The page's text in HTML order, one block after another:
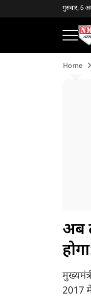
गुरुवार, 6
Home
अब
2017